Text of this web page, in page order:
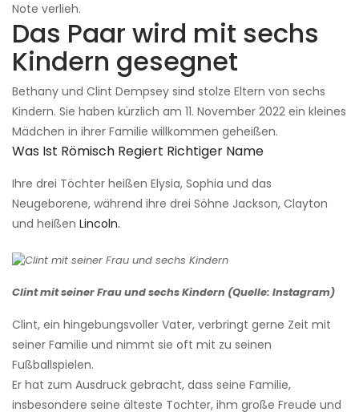
Note verlieh.
Das Paar wird mit sechs
Kindern gesegnet
Bethany und Clint Dempsey sind stolze Eltern von sechs
Kindern. Sie haben kürzlich am 11. November 2022 ein kleines
Mädchen in ihrer Familie willkommen geheißen.
Was Ist Römisch Regiert Richtiger Name
Ihre drei Töchter heißen Elysia, Sophia und das
Neugeborene, während ihre drei Söhne Jackson, Clayton
und heißen Lincoln.
Clint mit seiner Frau und sechs Kindern (Quelle: Instagram)
Clint, ein hingebungsvoller Vater, verbringt gerne Zeit mit
seiner Familie und nimmt sie oft mit zu seinen
Fußballspielen.
Er hat zum Ausdruck gebracht, dass seine Familie,
insbesondere seine älteste Tochter, ihm große Freude und